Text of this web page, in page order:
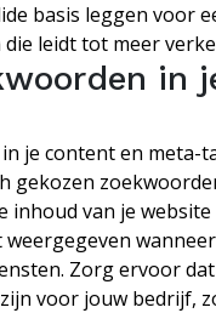
basis leggen voor
leidt tot meer
in
je content en meta-
gekozen
inhoud van je
Zorg ervoor
voor jouw bedrijf,